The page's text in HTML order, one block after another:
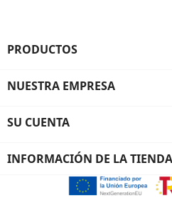
PRODUCTOS
NUESTRA EMPRESA
SU CUENTA
INFORMACIÓN DE LA TIENDA